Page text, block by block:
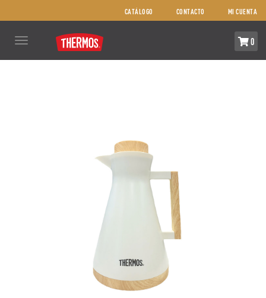
CATÁLOGO CONTACTO MI CUENTA
Toggle
navigation
0